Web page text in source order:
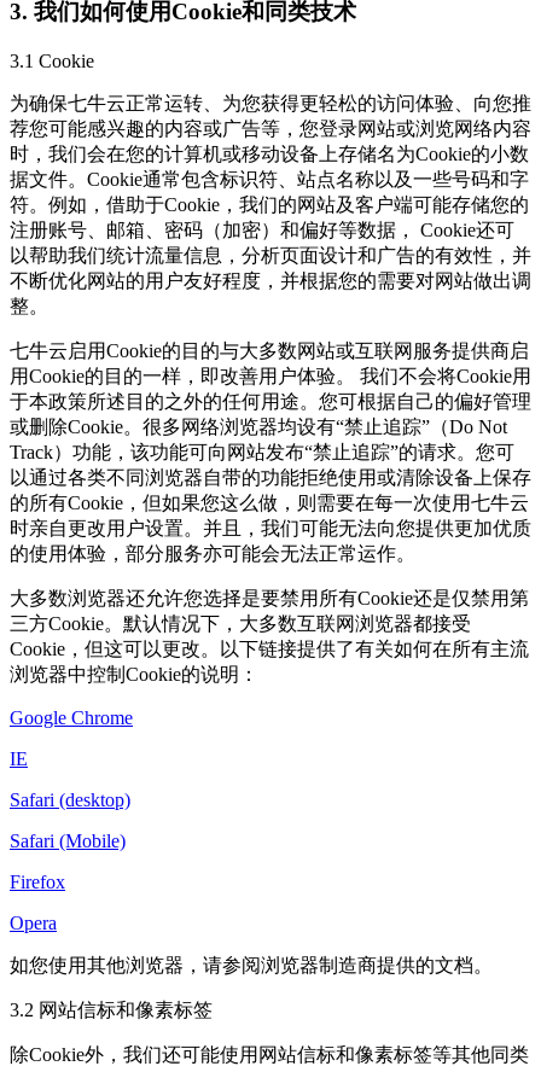
3. 我们如何使用Cookie和同类技术
3.1 Cookie
为确保七牛云正常运转、为您获得更轻松的访问体验、向您推
荐您可能感兴趣的内容或广告等，您登录网站或浏览网络内容
时，我们会在您的计算机或移动设备上存储名为Cookie的小数
据文件。Cookie通常包含标识符、站点名称以及一些号码和字
符。例如，借助于Cookie，我们的网站及客户端可能存储您的
注册账号、邮箱、密码（加密）和偏好等数据， Cookie还可
以帮助我们统计流量信息，分析页面设计和广告的有效性，并
不断优化网站的用户友好程度，并根据您的需要对网站做出调
整。
七牛云启用Cookie的目的与大多数网站或互联网服务提供商启
用Cookie的目的一样，即改善用户体验。 我们不会将Cookie用
于本政策所述目的之外的任何用途。您可根据自己的偏好管理
或删除Cookie。很多网络浏览器均设有“禁止追踪”（Do Not
Track）功能，该功能可向网站发布“禁止追踪”的请求。您可
以通过各类不同浏览器自带的功能拒绝使用或清除设备上保存
的所有Cookie，但如果您这么做，则需要在每一次使用七牛云
时亲自更改用户设置。并且，我们可能无法向您提供更加优质
的使用体验，部分服务亦可能会无法正常运作。
大多数浏览器还允许您选择是要禁用所有Cookie还是仅禁用第
三方Cookie。默认情况下，大多数互联网浏览器都接受
Cookie，但这可以更改。以下链接提供了有关如何在所有主流
浏览器中控制Cookie的说明：
Google Chrome
IE
Safari (desktop)
Safari (Mobile)
Firefox
Opera
如您使用其他浏览器，请参阅浏览器制造商提供的文档。
3.2 网站信标和像素标签
除Cookie外，我们还可能使用网站信标和像素标签等其他同类